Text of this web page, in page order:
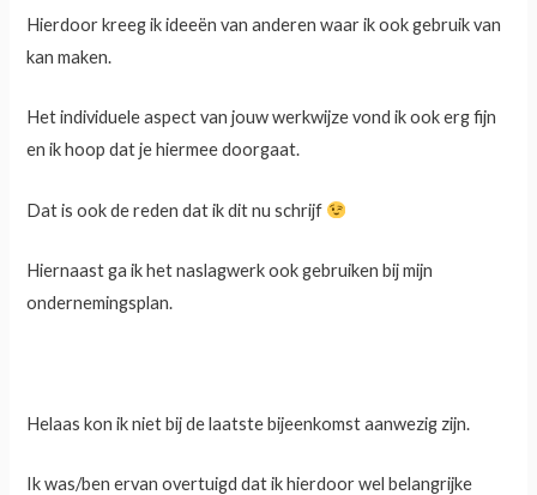
Hierdoor kreeg ik ideeën van anderen waar ik ook gebruik van
kan maken.
Het individuele aspect van jouw werkwijze vond ik ook erg fijn
en ik hoop dat je hiermee doorgaat.
Dat is ook de reden dat ik dit nu schrijf
Hiernaast ga ik het naslagwerk ook gebruiken bij mijn
ondernemingsplan.
Helaas kon ik niet bij de laatste bijeenkomst aanwezig zijn.
Ik was/ben ervan overtuigd dat ik hierdoor wel belangrijke